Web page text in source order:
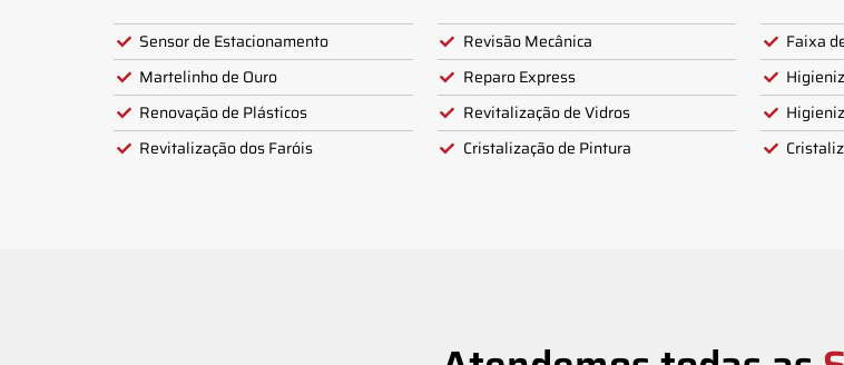
Sensor de Estacionamento Revisão Mecânica Faixa
Martelinho de Ouro
Reparo Express
Renovação de Plásticos
Revitalização de Vidros
Revitalização dos Faróis
Cristalização de Pintura